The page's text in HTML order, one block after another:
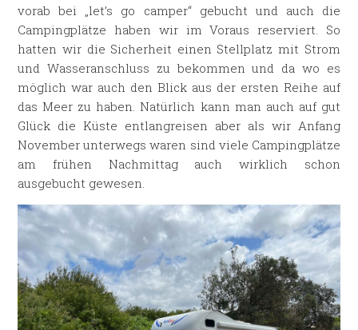
vorab bei „let’s go camper“ gebucht und auch die
Campingplätze haben wir im Voraus reserviert. So
hatten wir die Sicherheit einen Stellplatz mit Strom
und Wasseranschluss zu bekommen und da wo es
möglich war auch den Blick aus der ersten Reihe auf
das Meer zu haben. Natürlich kann man auch auf gut
Glück die Küste entlangreisen aber als wir Anfang
November unterwegs waren sind viele Campingplätze
am frühen Nachmittag auch wirklich schon
ausgebucht gewesen.